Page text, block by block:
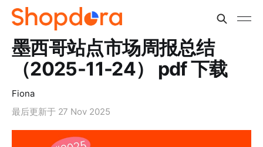
墨西哥站点市场周报总结
（2025-11-24） pdf 下载
Fiona
最后更新于 27 Nov 2025